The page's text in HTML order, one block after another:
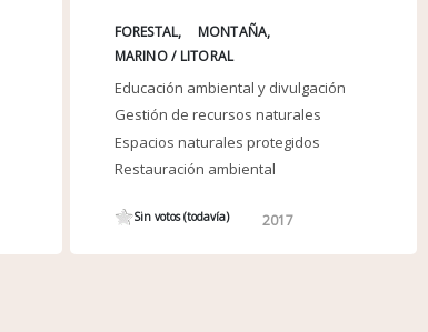
FORESTAL
MONTAÑA
MARINO / LITORAL
Educación ambiental y divulgación
Gestión de recursos naturales
Espacios naturales protegidos
Restauración ambiental
Sin votos (todavía) 2017